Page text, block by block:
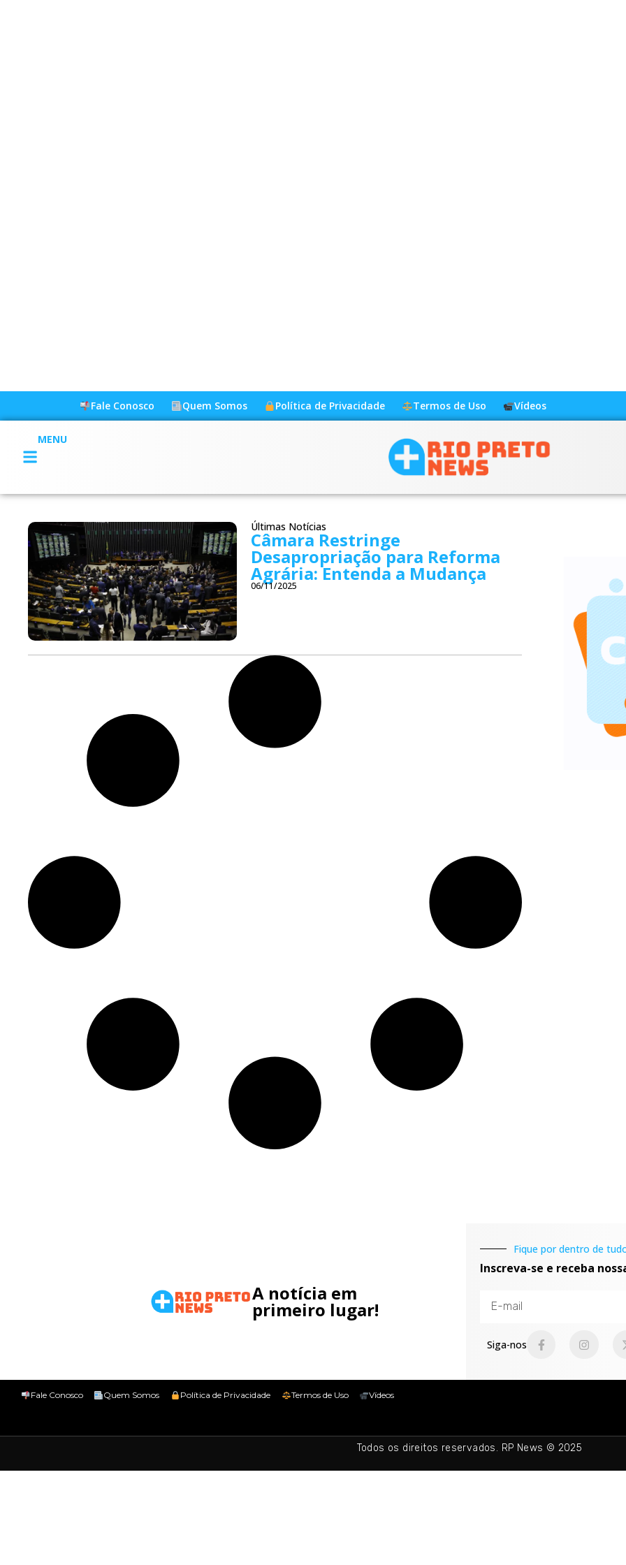
Fale Conosco Quem Somos Política de Privacidade Termos de Uso Vídeos
MENU
Últimas Notícias
Câmara Restringe
Desapropriação para Reforma
Agrária: Entenda a Mudança
06/11/2025
A notícia em
primeiro lugar!
Fique por dentro de
Inscreva-se e receba
Siga-nos
Fale Conosco Quem Somos Política de Privacidade Termos de Uso Vídeos
Todos os direitos reservados. RP News © 2025